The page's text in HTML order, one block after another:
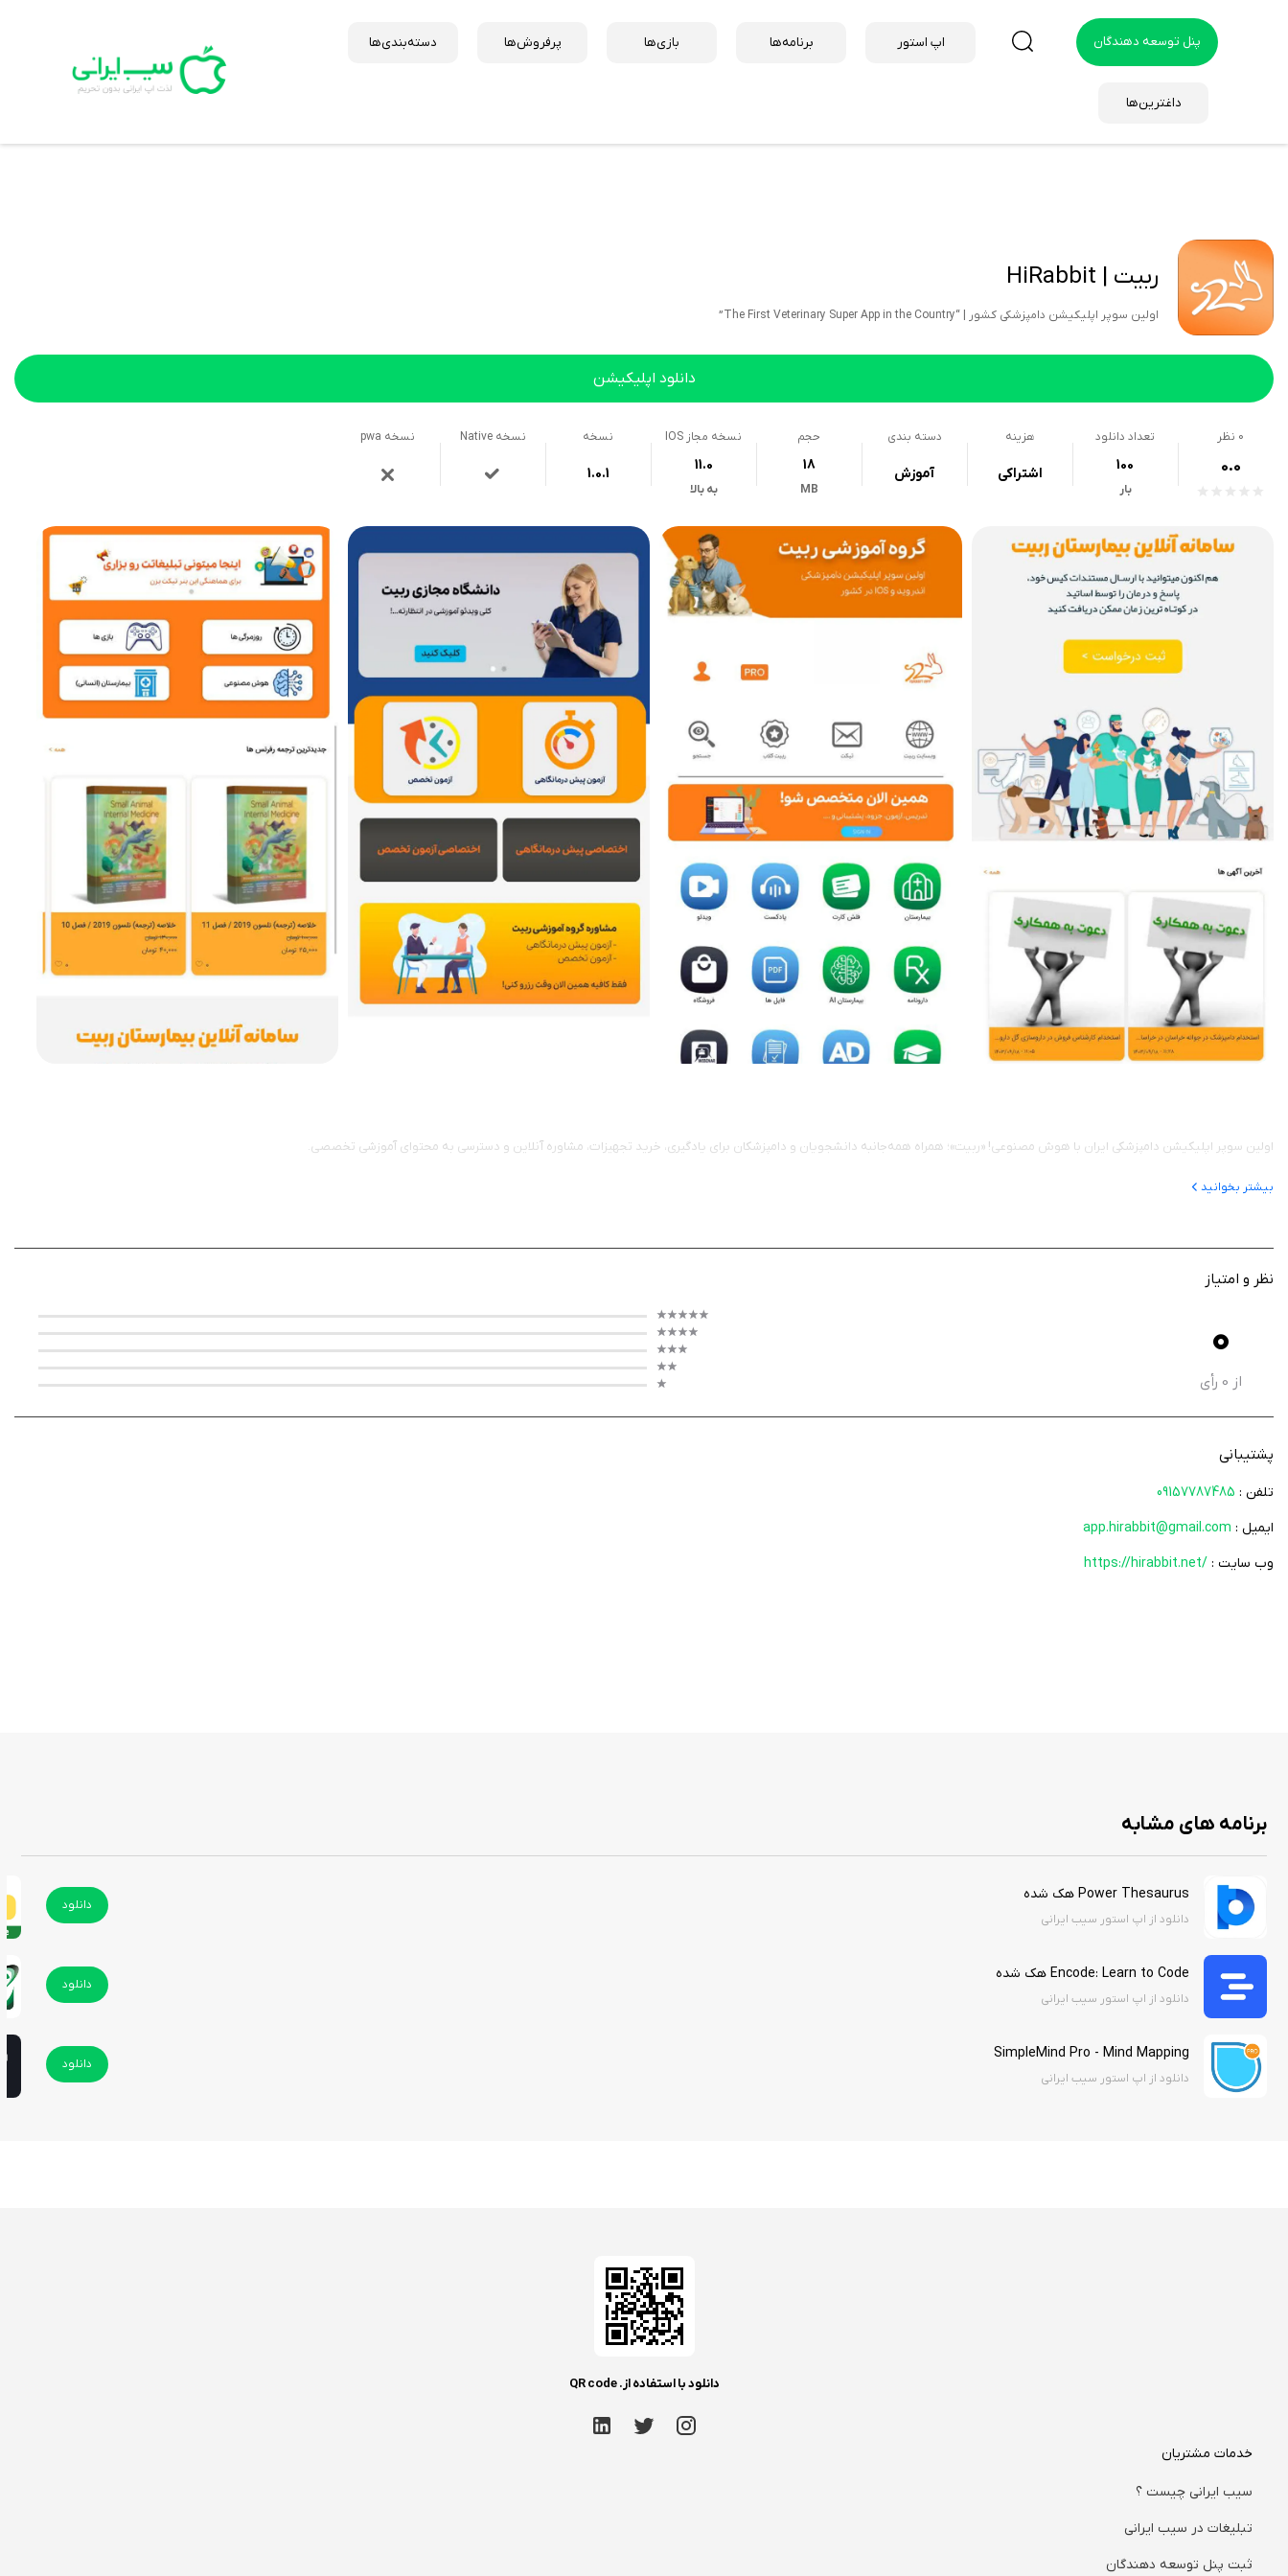
پنل توسعه دهندگان اپ استور برنامه‌ها بازی‌ها پرفروش‌ها دسته‌بندی‌ها
داغترین‌ها
ربیت | HiRabbit
اولین سوپر اپلیکیشن دامپزشکی کشور | “The First Veterinary Super App in the Country”
دانلود اپلیکیشن
0 نظر
0.0
تعداد دانلود
100
بار
هزینه
اشتراکی
دسته بندی
آموزش
حجم
18
MB
نسخه مجاز IOS
11.0
به بالا
نسخه
1.0.1
نسخه Native نسخه pwa
اولین سوپر اپلیکیشن دامپزشکی ایران با هوش مصنوعی! «ربیت»؛ همراه همه‌جانبه دانشجویان و دامپزشکان برای یادگیری، خرید تجهیزات، مشاوره آنلاین و دسترسی به محتوای آموزشی تخصصی.
بیشتر بخوانید
نظر و امتیاز
0
از 0 رأی
پشتیبانی
تلفن : 09157787485
ایمیل : app.hirabbit@gmail.com
وب سایت : https://hirabbit.net/
برنامه های مشابه
Power Thesaurus هک شده
دانلود از اپ استور سیب ایرانی
دانلود
Encode: Learn to Code هک شده
دانلود از اپ استور سیب ایرانی
دانلود
SimpleMind Pro - Mind Mapping
دانلود از اپ استور سیب ایرانی
دانلود
دانلود با استفاده از. QR code
خدمات مشتریان
سیب ایرانی چیست ؟
تبلیغات در سیب ایرانی
ثبت پنل توسعه دهندگان